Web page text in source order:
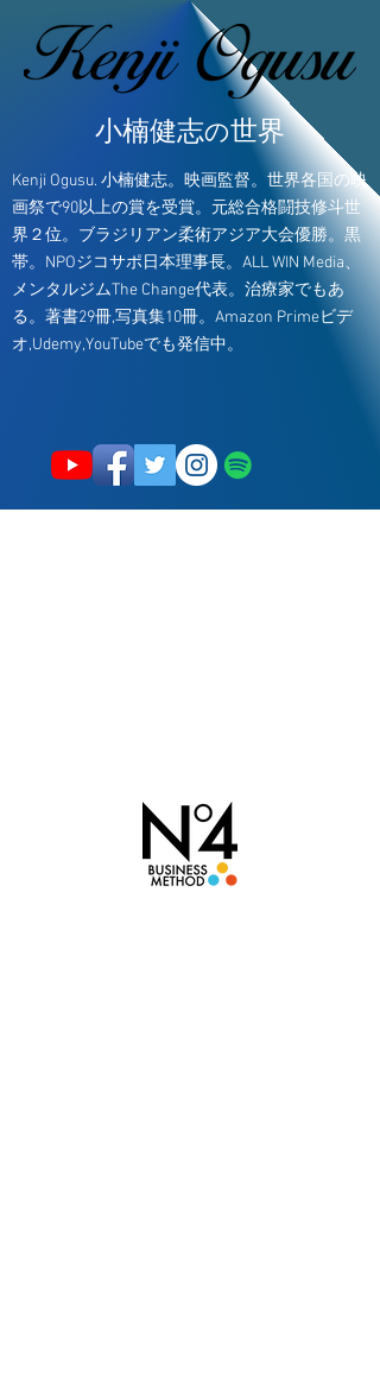
小楠健志の世界
Kenji Ogusu. 小楠健志。映画監督。世界各国の映
画祭で90以上の賞を受賞。元総合格闘技修斗世
界２位。ブラジリアン柔術アジア大会優勝。黒
帯。NPOジコサポ日本理事長。ALL WIN Media、
メンタルジムThe Change代表。治療家でもあ
る。著書29冊,写真集10冊。Amazon Primeビデ
オ,Udemy,YouTubeでも発信中。